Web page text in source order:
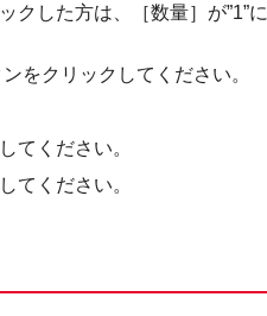
クした方は、［数量］が”1”に
をクリックしてください。
てください。
てください。